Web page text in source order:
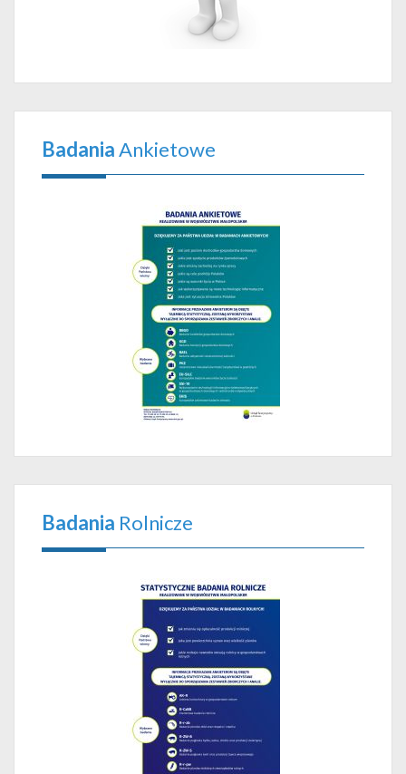
BadaniaAnkietowe
Badania Rolnicze